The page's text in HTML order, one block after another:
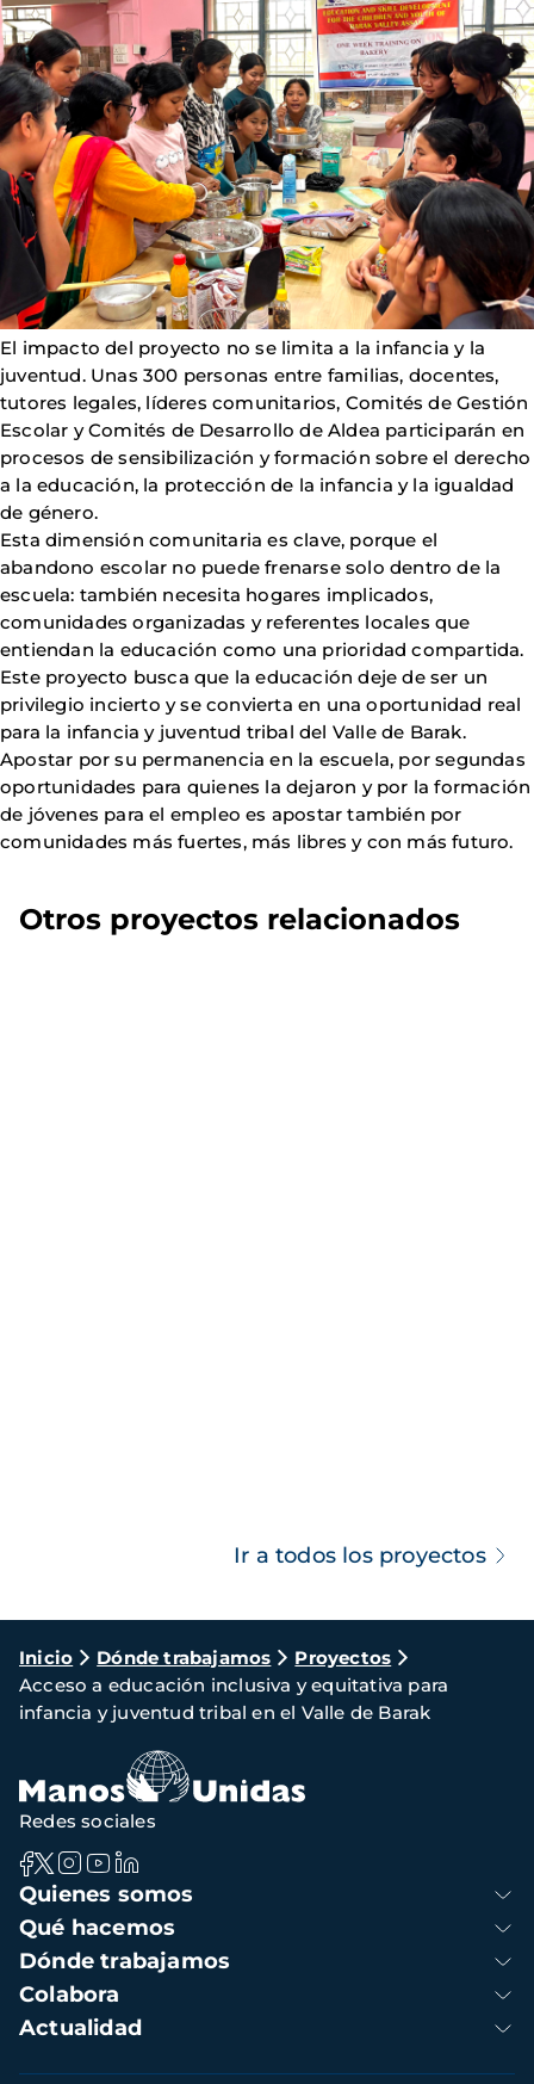
El impacto del proyecto no se limita a la infancia y la
juventud. Unas 300 personas entre familias, docentes,
tutores legales, líderes comunitarios, Comités de Gestión
Escolar y Comités de Desarrollo de Aldea participarán en
procesos de sensibilización y formación sobre el derecho
a la educación, la protección de la infancia y la igualdad
de género.
Esta dimensión comunitaria es clave, porque el
abandono escolar no puede frenarse solo dentro de la
escuela: también necesita hogares implicados,
comunidades organizadas y referentes locales que
entiendan la educación como una prioridad compartida.
Este proyecto busca que la educación deje de ser un
privilegio incierto y se convierta en una oportunidad real
para la infancia y juventud tribal del Valle de Barak.
Apostar por su permanencia en la escuela, por segundas
oportunidades para quienes la dejaron y por la formación
de jóvenes para el empleo es apostar también por
comunidades más fuertes, más libres y con más futuro.
Otros proyectos relacionados
Ir a todos los proyectos
Ruta
de
navegación
Inicio Dónde trabajamos
Proyectos
Acceso a educación inclusiva y equitativa para
infancia y juventud tribal en el Valle de Barak
Navegación
principal
Quienes somos
Qué hacemos
Dónde trabajamos
Colabora
Actualidad
Redes sociales